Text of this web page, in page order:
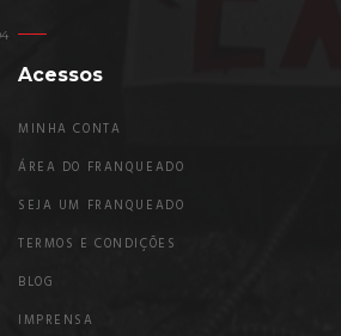
Acessos
MINHA CONTA
ÁREA DO FRANQUEADO
SEJA UM FRANQUEADO
TERMOS E CONDIÇÕES
BLOG
IMPRENSA